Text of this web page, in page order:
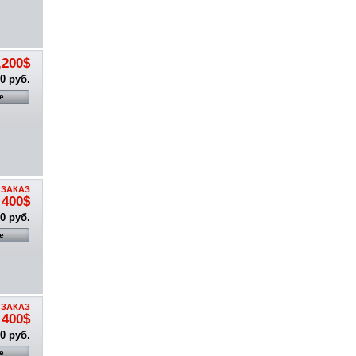
руб.
400$
руб.
400$
руб.